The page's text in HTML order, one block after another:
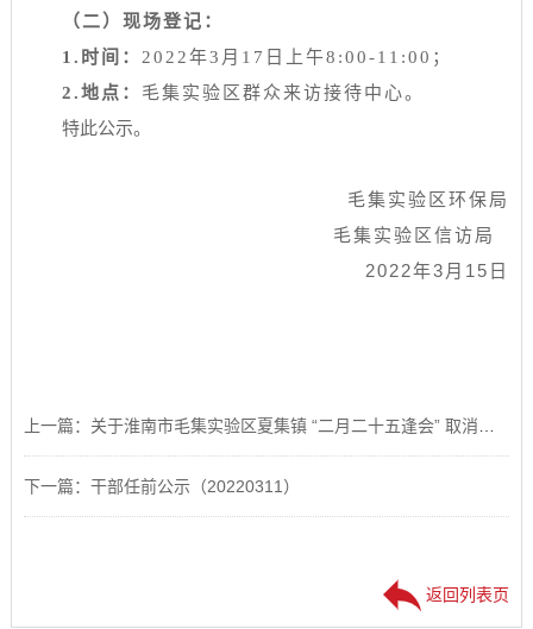
（二） 现场登记：
1. 时间： 2022年3 月 17 日 上午8:00-11:00 ；
2.地点： 毛集实验区 群众来访接待中心。
特此公示。
毛集实验区环保局
毛集实验区信访局
2022年3月15日
下一篇：干部任前公示（20220311）
返回列表页